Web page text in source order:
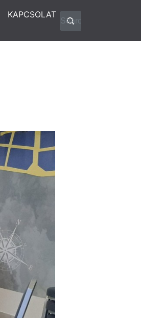
KAPCSOLAT